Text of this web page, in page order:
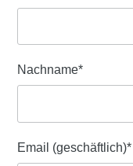
Nachname*
Email (geschäftlich)*